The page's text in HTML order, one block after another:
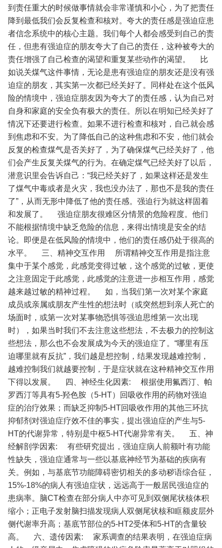
到责任重大的时候做事情就会非常谨慎和小心，为了把责任
降到最低我们会反复检查和核对。夸大的责任感是强迫症患
者信念系统中的核心主题。我们每个人都会感受到自己的责
任，但患有强迫症的朋友夸大了自己的责任，这种被夸大的
责任增强了自己检查的渴望和重复某些动作的渴望。
比
如说关煤气这件事情，无论是患有强迫症的朋友还是没有强
迫症的朋友，其实第一次都已经关好了。同样处在这个低风
险的情境中，强迫症朋友因为夸大了的责任感，认为自己对
自身和家庭的安全负有极大的责任。所以在明知已经关好了
情况下还要进行检查。如果不进行检查和核对，自己就会感
到焦虑和不安。为了降低自己的这种焦虑和不安，他们就会
反复的检查煤气是否关好了，为了确保煤气已经关好了，他
们会产生反复关煤气的行为。在确定煤气已经关好了以后，
潜意识里会告诉自己：“我已经关好了，如果这样还是发生
了煤气中毒或者是火灾，我也没办法了，那也不是我的责任
了”，从而无形中降低了他的责任感。强迫行为就这样固着
和发展了。
强迫症朋友很难区分情景的危险程度。他们
不能根据情境中缺乏危险的信息，来得出情境是安全的结
论。即便是在低风险的情境中，他们的责任感仍处于很高的
水平。
三、精神交互作用
所谓精神交互作用是指注意
集中于某个感觉，此感觉变得过敏，这个感觉的过敏，更使
之注意固定于此感觉，此感觉的注意进一步相互作用，感觉
越来越过敏的精神过程。
如，当我们第一次对某个家庭
成员或亲属或朋友产生性的想法时（或突然想到亲人死亡的
场面时，或第一次对某事物恐惧等强迫思维第一次出现
时），如果当时我们不去注意这些想法，不去极力的控制这
些想法，那么也不会发展成为今天的强迫症了。“哪里有压
迫哪里就有反抗”，我们越是想控制，结果发现越难控制，
越难控制我们就越要控制，于是症状就在这种精神交互作用
下得以发展。
四、神经生化因素: 根据使用氟西汀、帕
罗西汀等具有5-羟色胺（5-HT）回吸收作用的药物对强迫
症的治疗效果；而缺乏抑制5-HT回吸收作用的其他三环抗
抑郁剂对强迫症疗效不佳的事实，提出强迫症的产生与5-
HT的代谢异常，特别是中枢5-HT代谢异常有关。
五、神
经解剖学因素: 有些研究提出，强迫症病人前额叶有功能
性缺失，强迫症通常与一些以基底神经节为基础的疾病有
关。例如，与基底节功能障碍密切相关的多动秽语综合征，
15%-18%的病人有强迫症状，远远高于一般居民强迫症的
患病率。脑CT检查在部分病人中亦可见到双侧尾状核体积
缩小；正电子发射脑扫描发现病人双侧尾状核和眶额皮层外
侧代谢率升高；基底节部位的5-HT2受体和5-HT的含量较
高。
六、遗传因素: 家系调查的结果表明，在强迫症病